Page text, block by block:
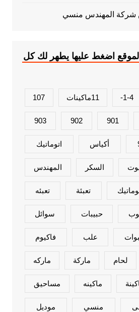
شركة المهندس منسي
اضغط عليها يطهر لك كل
1-4- 11ماكينات 107
901
902
903
أكياس اتوماتيك
السكر المهندس
تعبئة تعبئه
حبيبات سوائل
علب فاكيوم
لحام ماركة ماركه
ماكينه مساحيق
منسي موديل